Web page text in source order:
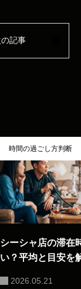
時間の過ごし方判断
シーシャ店の滞在
い？平均と目安を
2026.05.21